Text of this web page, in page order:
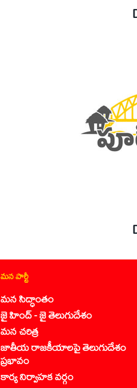
మన పార్టీ
మన సిద్ధాంతం
జై హింద్ - జై తెలుగుదేశం
మన చరిత్ర
జాతీయ రాజకీయాలపై తెలుగుదేశం
ప్రభావం
కార్య నిర్వాహక వర్గం